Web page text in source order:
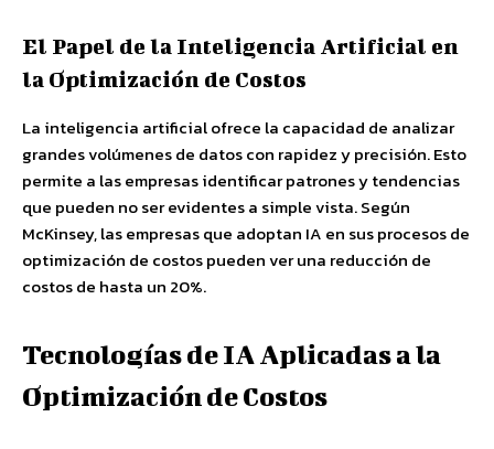
El Papel de la Inteligencia Artificial en
la Optimización de Costos
La inteligencia artificial ofrece la capacidad de analizar
grandes volúmenes de datos con rapidez y precisión. Esto
permite a las empresas identificar patrones y tendencias
que pueden no ser evidentes a simple vista. Según
McKinsey, las empresas que adoptan IA en sus procesos de
optimización de costos pueden ver una reducción de
costos de hasta un 20%.
Tecnologías de IA Aplicadas a la
Optimización de Costos